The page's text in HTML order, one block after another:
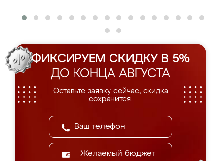
ФИКСИРУЕМ СКИДКУ В 5%
ДО КОНЦА АВГУСТА
Оставьте заявку сейчас, скидка
сохранится.
Желаемый бюджет